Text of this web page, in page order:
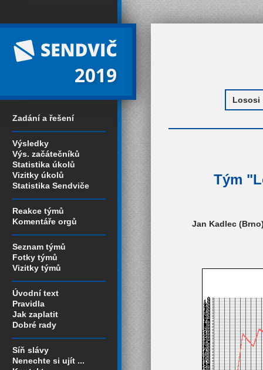
2019
Zadání a řešení
Výsledky
Výs. začátečníků
Statistika úkolů
Vizitky úkolů
Statistika Sendviče
Reakce týmů
Komentáře orgů
Seznam týmů
Fotky týmů
Vizitky týmů
Úvodní text
Pravidla
Jak zaplatit
Dobré rady
Síň slávy
Nenechte si ujít ...
Tým
Jan Kadlec